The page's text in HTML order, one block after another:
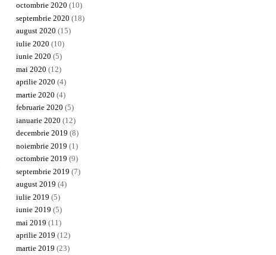
octombrie 2020 (10)
septembrie 2020 (18)
august 2020 (15)
iulie 2020 (10)
iunie 2020 (5)
mai 2020 (12)
aprilie 2020 (4)
martie 2020 (4)
februarie 2020 (5)
ianuarie 2020 (12)
decembrie 2019 (8)
noiembrie 2019 (1)
octombrie 2019 (9)
septembrie 2019 (7)
august 2019 (4)
iulie 2019 (5)
iunie 2019 (5)
mai 2019 (11)
aprilie 2019 (12)
martie 2019 (23)